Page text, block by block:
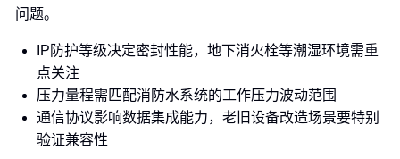
问题。
IP防护等级决定密封性能，地下消火栓等潮湿环境需重
点关注
压力量程需匹配消防水系统的工作压力波动范围
通信协议影响数据集成能力，老旧设备改造场景要特别
验证兼容性